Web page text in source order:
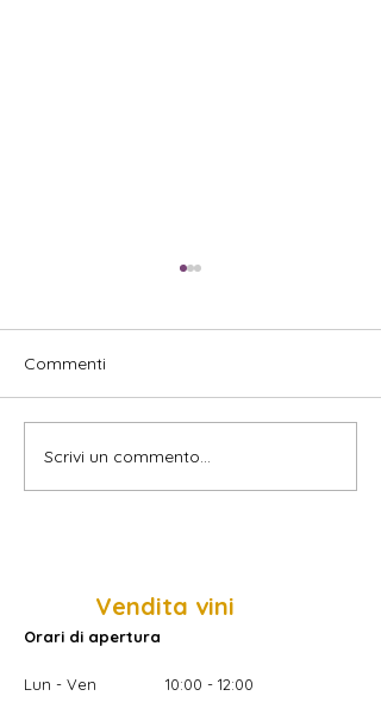
LET GO - Yoga at the
castel Stachlburg
Commenti
Scrivi un commento...
Orari di apertura
Lun - Ven
10:00 - 12:00
Vendita vini